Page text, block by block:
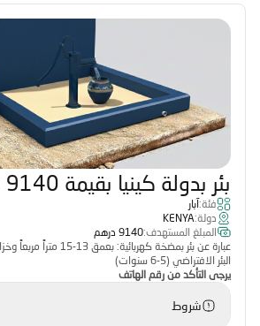
بئر بدولة كينيا بقيمة 9140 درهم
فئة:آبار
دولة:KENYA
المبلغ المستهدف:9140 درهم
البئر الافتراضي (5-6 سنوات)
يرجى التأكد من رقم الهاتف
شروط